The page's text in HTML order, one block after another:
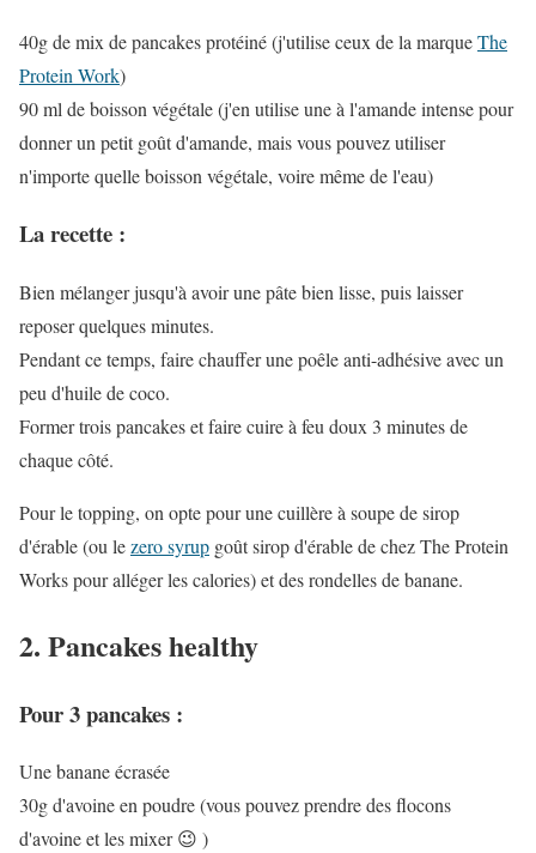
40g de mix de pancakes protéiné (j'utilise ceux de la marqueThe
Protein Work)
90 ml de boisson végétale (j'en utilise une à l'amande intense pour
donner un petit goût d'amande, mais vous pouvez utiliser
n'importe quelle boisson végétale, voire même de l'eau)
La recette :
Bien mélanger jusqu'à avoir une pâte bien lisse, puis laisser
reposer quelques minutes.
Pendant ce temps, faire chauffer une poêle anti-adhésive avec un
peu d'huile de coco.
Former trois pancakes et faire cuire à feu doux 3 minutes de
chaque côté.
Pour le topping, on opte pour une cuillère à soupe de sirop
d'érable (ou lezero syrup goût sirop d'érable de chez The Protein
Works pour alléger les calories) et des rondelles de banane.
2. Pancakes healthy
Pour 3 pancakes :
Une banane écrasée
30g d'avoine en poudre (vous pouvez prendre des flocons
d'avoine et les mixer 😉 )